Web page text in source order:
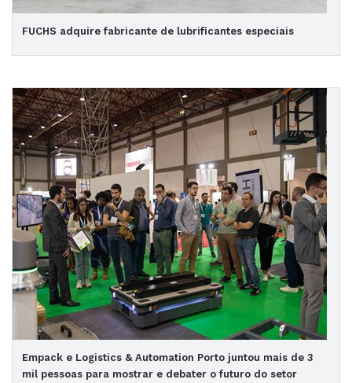
FUCHS adquire fabricante de lubrificantes especiais
Empack e Logistics & Automation Porto juntou mais de 3
mil pessoas para mostrar e debater o futuro do setor